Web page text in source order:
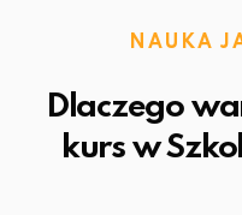
NAUKA
Dlaczego
kurs w